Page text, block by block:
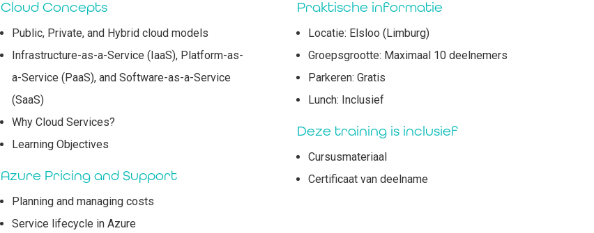
Cloud Concepts
Public, Private, and Hybrid cloud models
Infrastructure-as-a-Service (IaaS), Platform-as-
a-Service (PaaS), and Software-as-a-Service
(SaaS)
Why Cloud Services?
Learning Objectives
Azure Pricing and Support
Planning and managing costs
Service lifecycle in Azure
Praktische informatie
Locatie: Elsloo (Limburg)
Groepsgrootte: Maximaal 10 deelnemers
Parkeren: Gratis
Lunch: Inclusief
Deze training is inclusief
Cursusmateriaal
Certificaat van deelname